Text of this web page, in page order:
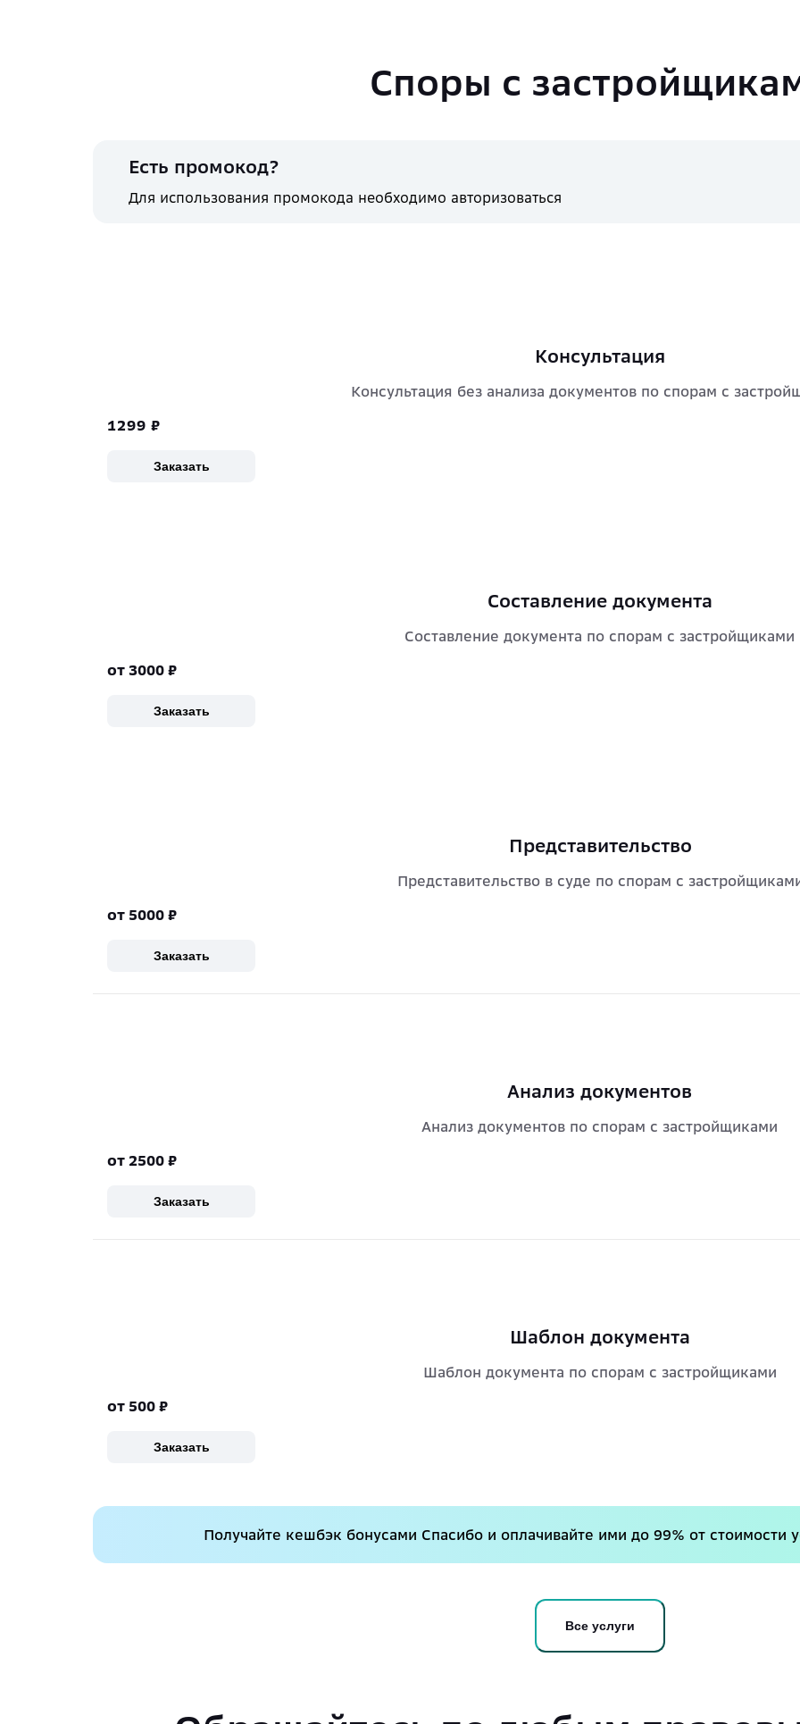
Споры с
Есть промокод?
Для использования промокода необходимо авторизоваться
Консультация
Консультация без анализа документов по спорам с
1299 ₽
Заказать
Составление документа
Составление документа по спорам с застройщиками
от 3000 ₽
Заказать
Представительство
Представительство в суде по спорам с
от 5000 ₽
Заказать
Анализ документов
Анализ документов по спорам с застройщиками
от 2500 ₽
Заказать
Шаблон документа
Шаблон документа по спорам с застройщиками
от 500 ₽
Заказать
Получайте кешбэк бонусами Спасибо и оплачивайте ими до 99% от стоимости
Все услуги